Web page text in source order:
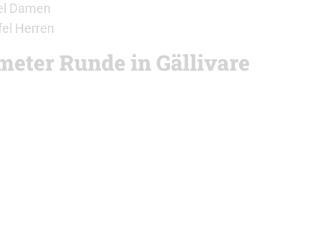
Damen
Herren
Runde in Gällivare